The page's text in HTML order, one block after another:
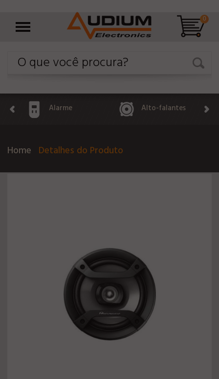
0
Alarme Alto-falantes
Home Detalhes do Produto